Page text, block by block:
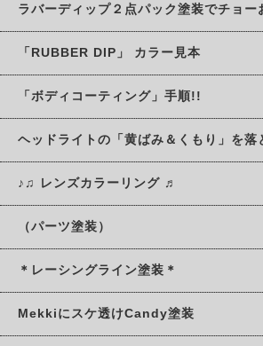
ラバーディップ２点パック塗装でチョー
「RUBBER DIP」 カラー見本
「ボディコーティング」手順!!
ヘッドライトの「黄ばみ＆くもり」を
♪♫ レンズカラーリング ♬
（パーツ塗装）
＊レーシングライン塗装＊
Mekkiにスケ透けCandy塗装